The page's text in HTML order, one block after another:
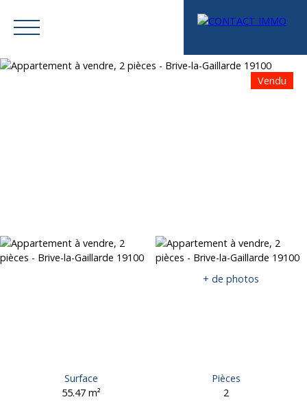
Mes favoris Espace vendeur Estimation
Vendu
+ de photos
Surface
55.47 m²
Pièces
2